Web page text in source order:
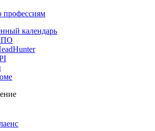
профессиям
календарь
ПО